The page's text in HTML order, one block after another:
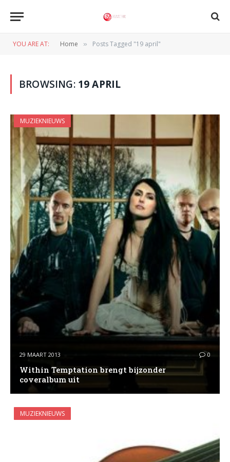
YOU ARE AT: Home » Posts Tagged "19 april"
BROWSING: 19 APRIL
MUZIEKNIEUWS
29 MAART 2013 0
Within Temptation brengt bijzonder
coveralbum uit
MUZIEKNIEUWS